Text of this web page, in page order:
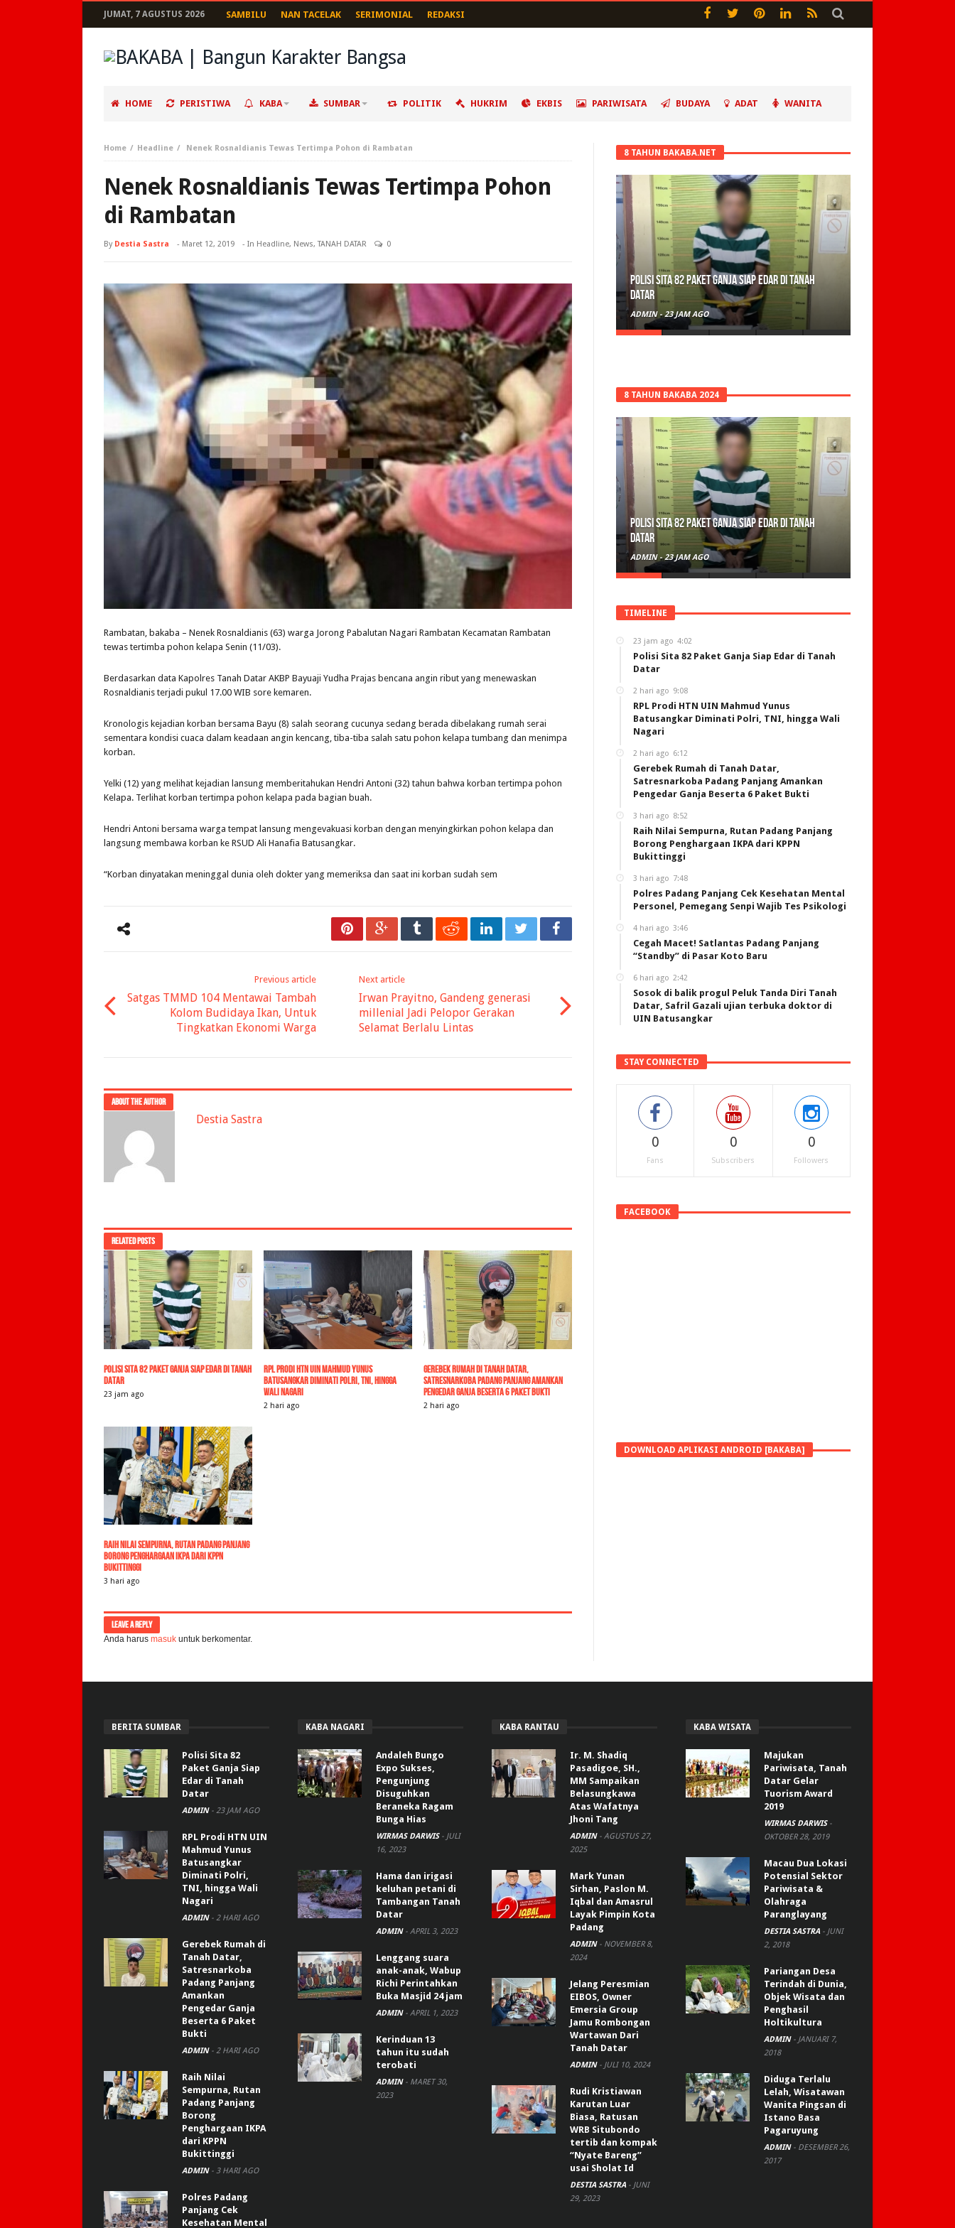
JUMAT, 7 AGUSTUS 2026 SAMBILU NAN TACELAK SERIMONIAL REDAKSI
HOME PERISTIWA KABA SUMBAR POLITIK HUKRIM EKBIS PARIWISATA BUDAYA ADAT WANITA
Home Headline Nenek Rosnaldianis Tewas Tertimpa Pohon di Rambatan
Nenek Rosnaldianis Tewas Tertimpa Pohon
di Rambatan
By Destia Sastra - Maret 12, 2019 - In Headline, News,TANAH DATAR 0
Rambatan, bakaba – Nenek Rosnaldianis (63) warga Jorong Pabalutan Nagari Rambatan Kecamatan Rambatan
tewas tertimba pohon kelapa Senin (11/03).
Berdasarkan data Kapolres Tanah Datar AKBP Bayuaji Yudha Prajas bencana angin ribut yang menewaskan
Rosnaldianis terjadi pukul 17.00 WIB sore kemaren.
Kronologis kejadian korban bersama Bayu (8) salah seorang cucunya sedang berada dibelakang rumah serai
sementara kondisi cuaca dalam keadaan angin kencang, tiba-tiba salah satu pohon kelapa tumbang dan menimpa
korban.
Yelki (12) yang melihat kejadian lansung memberitahukan Hendri Antoni (32) tahun bahwa korban tertimpa pohon
Kelapa. Terlihat korban tertimpa pohon kelapa pada bagian buah.
Hendri Antoni bersama warga tempat lansung mengevakuasi korban dengan menyingkirkan pohon kelapa dan
langsung membawa korban ke RSUD Ali Hanafia Batusangkar.
“Korban dinyatakan meninggal dunia oleh dokter yang memeriksa dan saat ini korban sudah sem
Previous article
Satgas TMMD 104 Mentawai Tambah
Kolom Budidaya Ikan, Untuk
Tingkatkan Ekonomi Warga
Next article
Irwan Prayitno, Gandeng generasi
millenial Jadi Pelopor Gerakan
Selamat Berlalu Lintas
ABOUT THE AUTHOR
Destia Sastra
RELATED POSTS
Polisi Sita 82 Paket Ganja Siap Edar di Tanah
Datar
23 jam ago
RPL Prodi HTN UIN Mahmud Yunus
Batusangkar Diminati Polri, TNI, hingga
Wali Nagari
2 hari ago
Gerebek Rumah di Tanah Datar,
Satresnarkoba Padang Panjang Amankan
Pengedar Ganja Beserta 6 Paket Bukti
2 hari ago
Raih Nilai Sempurna, Rutan Padang Panjang
Borong Penghargaan IKPA dari KPPN
Bukittinggi
3 hari ago
LEAVE A REPLY
Anda harus masuk untuk berkomentar.
8 TAHUN BAKABA.NET
Polisi Sita 82 Paket Ganja Siap Edar di Tanah
Datar
ADMIN -23 JAM AGO
8 TAHUN BAKABA 2024
Polisi Sita 82 Paket Ganja Siap Edar di Tanah
Datar
ADMIN -23 JAM AGO
TIMELINE
23 jam ago 4:02
Polisi Sita 82 Paket Ganja Siap Edar di Tanah
Datar
2 hari ago 9:08
RPL Prodi HTN UIN Mahmud Yunus
Batusangkar Diminati Polri, TNI, hingga Wali
Nagari
2 hari ago 6:12
Gerebek Rumah di Tanah Datar,
Satresnarkoba Padang Panjang Amankan
Pengedar Ganja Beserta 6 Paket Bukti
3 hari ago 8:52
Raih Nilai Sempurna, Rutan Padang Panjang
Borong Penghargaan IKPA dari KPPN
Bukittinggi
3 hari ago 7:48
Polres Padang Panjang Cek Kesehatan Mental
Personel, Pemegang Senpi Wajib Tes Psikologi
4 hari ago 3:46
Cegah Macet! Satlantas Padang Panjang
“Standby” di Pasar Koto Baru
6 hari ago 2:42
Sosok di balik progul Peluk Tanda Diri Tanah
Datar, Safril Gazali ujian terbuka doktor di
UIN Batusangkar
STAY CONNECTED
0
Fans
0
Subscribers
0
Followers
FACEBOOK
DOWNLOAD APLIKASI ANDROID [BAKABA]
BERITA SUMBAR
Polisi Sita 82
Paket Ganja Siap
Edar di Tanah
Datar
ADMIN - 23 JAM AGO
RPL Prodi HTN UIN
Mahmud Yunus
Batusangkar
Diminati Polri,
TNI, hingga Wali
Nagari
ADMIN - 2 HARI AGO
Gerebek Rumah di
Tanah Datar,
Satresnarkoba
Padang Panjang
Amankan
Pengedar Ganja
Beserta 6 Paket
Bukti
ADMIN - 2 HARI AGO
Raih Nilai
Sempurna, Rutan
Padang Panjang
Borong
Penghargaan IKPA
dari KPPN
Bukittinggi
ADMIN - 3 HARI AGO
Polres Padang
Panjang Cek
Kesehatan Mental
KABA NAGARI
Andaleh Bungo
Expo Sukses,
Pengunjung
Disuguhkan
Beraneka Ragam
Bunga Hias
WIRMAS DARWIS - JULI
16, 2023
Hama dan irigasi
keluhan petani di
Tambangan Tanah
Datar
ADMIN - APRIL 3, 2023
Lenggang suara
anak-anak, Wabup
Richi Perintahkan
Buka Masjid 24 jam
ADMIN - APRIL 1, 2023
Kerinduan 13
tahun itu sudah
terobati
ADMIN - MARET 30,
2023
KABA RANTAU
Ir. M. Shadiq
Pasadigoe, SH.,
MM Sampaikan
Belasungkawa
Atas Wafatnya
Jhoni Tang
ADMIN - AGUSTUS 27,
2025
Mark Yunan
Sirhan, Paslon M.
Iqbal dan Amasrul
Layak Pimpin Kota
Padang
ADMIN - NOVEMBER 8,
2024
Jelang Peresmian
EIBOS, Owner
Emersia Group
Jamu Rombongan
Wartawan Dari
Tanah Datar
ADMIN - JULI 10, 2024
Rudi Kristiawan
Karutan Luar
Biasa, Ratusan
WRB Situbondo
tertib dan kompak
“Nyate Bareng”
usai Sholat Id
DESTIA SASTRA - JUNI
29, 2023
KABA WISATA
Majukan
Pariwisata, Tanah
Datar Gelar
Tuorism Award
2019
WIRMAS DARWIS -
OKTOBER 28, 2019
Macau Dua Lokasi
Potensial Sektor
Pariwisata &
Olahraga
Paranglayang
DESTIA SASTRA - JUNI
2, 2018
Pariangan Desa
Terindah di Dunia,
Objek Wisata dan
Penghasil
Holtikultura
ADMIN - JANUARI 7,
2018
Diduga Terlalu
Lelah, Wisatawan
Wanita Pingsan di
Istano Basa
Pagaruyung
ADMIN - DESEMBER 26,
2017